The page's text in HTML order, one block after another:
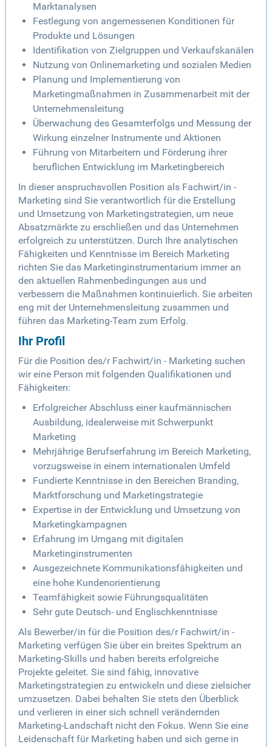
Marktanalysen
Festlegung von angemessenen Konditionen für
Produkte und Lösungen
Identifikation von Zielgruppen und Verkaufskanälen
Nutzung von Onlinemarketing und sozialen Medien
Planung und Implementierung von
Marketingmaßnahmen in Zusammenarbeit mit der
Unternehmensleitung
Überwachung des Gesamterfolgs und Messung der
Wirkung einzelner Instrumente und Aktionen
Führung von Mitarbeitern und Förderung ihrer
beruflichen Entwicklung im Marketingbereich
In dieser anspruchsvollen Position als Fachwirt/in -
Marketing sind Sie verantwortlich für die Erstellung
und Umsetzung von Marketingstrategien, um neue
Absatzmärkte zu erschließen und das Unternehmen
erfolgreich zu unterstützen. Durch Ihre analytischen
Fähigkeiten und Kenntnisse im Bereich Marketing
richten Sie das Marketinginstrumentarium immer an
den aktuellen Rahmenbedingungen aus und
verbessern die Maßnahmen kontinuierlich. Sie arbeiten
eng mit der Unternehmensleitung zusammen und
führen das Marketing-Team zum Erfolg.
Ihr Profil
Für die Position des/r Fachwirt/in - Marketing suchen
wir eine Person mit folgenden Qualifikationen und
Fähigkeiten:
Erfolgreicher Abschluss einer kaufmännischen
Ausbildung, idealerweise mit Schwerpunkt
Marketing
Mehrjährige Berufserfahrung im Bereich Marketing,
vorzugsweise in einem internationalen Umfeld
Fundierte Kenntnisse in den Bereichen Branding,
Marktforschung und Marketingstrategie
Expertise in der Entwicklung und Umsetzung von
Marketingkampagnen
Erfahrung im Umgang mit digitalen
Marketinginstrumenten
Ausgezeichnete Kommunikationsfähigkeiten und
eine hohe Kundenorientierung
Teamfähigkeit sowie Führungsqualitäten
Sehr gute Deutsch- und Englischkenntnisse
Als Bewerber/in für die Position des/r Fachwirt/in -
Marketing verfügen Sie über ein breites Spektrum an
Marketing-Skills und haben bereits erfolgreiche
Projekte geleitet. Sie sind fähig, innovative
Marketingstrategien zu entwickeln und diese zielsicher
umzusetzen. Dabei behalten Sie stets den Überblick
und verlieren in einer sich schnell verändernden
Marketing-Landschaft nicht den Fokus. Wenn Sie eine
Leidenschaft für Marketing haben und sich gerne in